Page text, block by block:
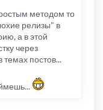
методом то
релизы" в
а в этой
через
постов...